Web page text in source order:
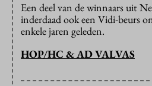
Een deel van de winnaars uit
inderdaad ook een Vidi-beurs
enkele jaren geleden.
HOP/HC & AD VALVAS